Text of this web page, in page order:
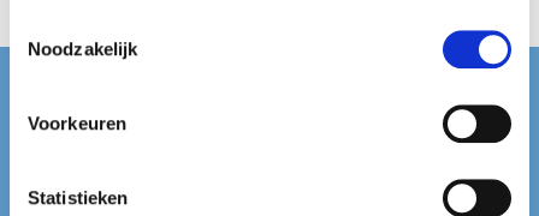
Noodzakelijk
Voorkeuren
Statistieken